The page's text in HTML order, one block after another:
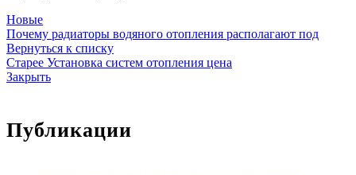
Новые
Почему радиаторы водяного отопления располагают под
Вернуться к списку
Старее Установка систем отопления цена
Закрыть
Публикации